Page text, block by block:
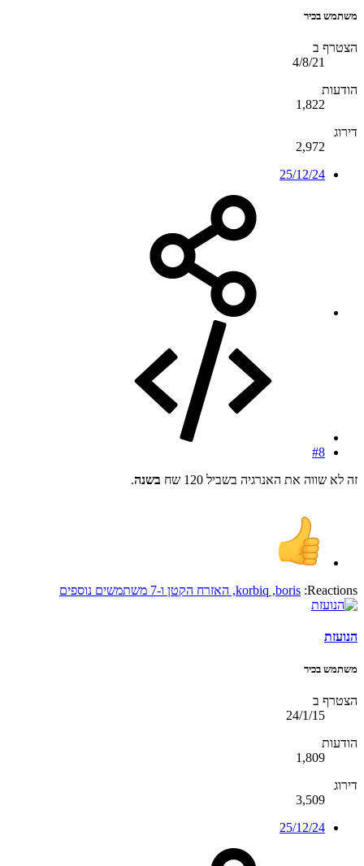
משתמש בכיר
הצטרף ב
4/8/21
הודעות
1,822
דירוג
2,972
25/12/24
#8
זה לא שווה את האנרגיה בשביל 120 שח
בשנה.
Reactions:
boris
,
korbiq
, האזרח הקטן ו-7 משתמשים נוספים
הנועזת
משתמש בכיר
הצטרף ב
24/1/15
הודעות
1,809
דירוג
3,509
25/12/24